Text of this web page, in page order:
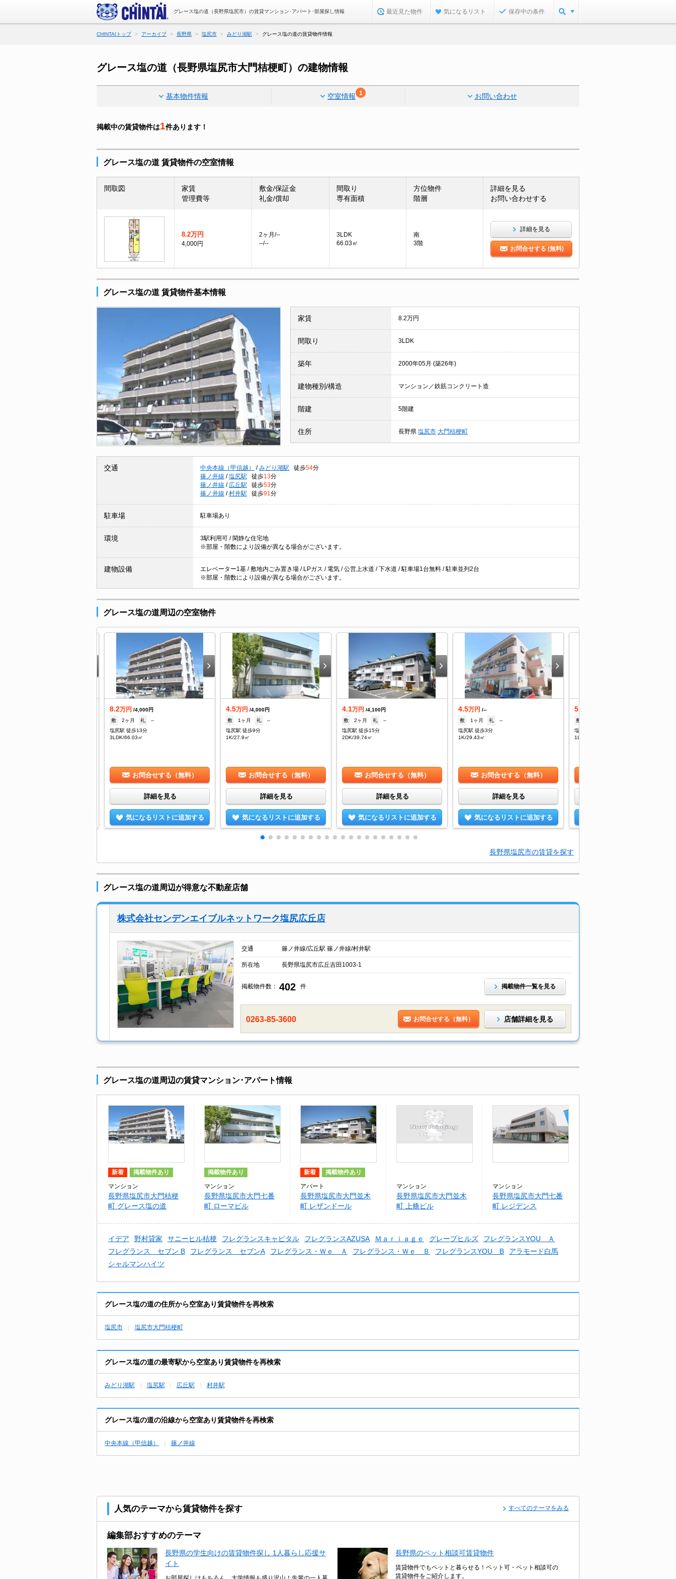
グレース塩の道（長野県塩尻市）の賃貸マンション･アパート･部屋探し情報 最近見た物件 気になるリスト 保存中の条件
CHINTAIトップ アーカイブ 長野県 塩尻市 みどり湖駅 グレース塩の道の賃貸物件情報
グレース塩の道（長野県塩尻市大門桔梗町）の建物情報
基本物件情報 空室情報 1 お問い合わせ
掲載中の賃貸物件は1件あります！
グレース塩の道 賃貸物件の空室情報
間取図
家賃
管理費等
敷金/保証金
礼金/償却
間取り
専有面積
方位物件
階層
詳細を見る
お問い合わせする
8.2万円
4,000円
2ヶ月/--
--/--
3LDK
66.03㎡
南
3階
詳細を見る
お問合せする (無料)
グレース塩の道 賃貸物件基本情報
家賃 8.2万円
間取り 3LDK
築年 2000年05月 (築26年)
建物種別/構造 マンション／鉄筋コンクリート造
階建 5階建
住所 長野県 塩尻市 大門桔梗町
交通 中央本線（甲信越） / みどり湖駅 徒歩54分
篠ノ井線 / 塩尻駅 徒歩13分
篠ノ井線 / 広丘駅 徒歩53分
篠ノ井線 / 村井駅 徒歩91 分
駐車場 駐車場あり
環境
3駅利用可 / 閑静な住宅地
※部屋・階数により設備が異なる場合がございます。
建物設備
エレベーター1基 / 敷地内ごみ置き場 / LPガス / 電気 / 公営上水道 / 下水道 / 駐車場1台無料 / 駐車並列2台
※部屋・階数により設備が異なる場合がございます。
グレース塩の道周辺の空室物件
8.2万円 /4,000円
敷
2ヶ月 礼
--
塩尻駅 徒歩13分
3LDK/66.03㎡
お問合せする（無料）
詳細を見る
気になるリストに追加する
4.5万円 /4,000円
敷
1ヶ月 礼
--
塩尻駅 徒歩9分
1K/27.9㎡
お問合せする（無料）
詳細を見る
気になるリストに追加する
4.1万円 /4,100円
敷
2ヶ月 礼
--
塩尻駅 徒歩15分
2DK/39.74㎡
お問合せする（無料）
詳細を見る
気になるリストに追加する
4.5万円 /--
敷
1ヶ月 礼
--
塩尻駅 徒歩3分
1K/29.43㎡
お問合せする（無料）
詳細を見る
気になるリストに追加する
5.6
敷
塩尻駅 徒歩12分
1LDK/48.6㎡
長野県塩尻市の賃貸を探す
グレース塩の道周辺が得意な不動産店舗
株式会社センデンエイブルネットワーク塩尻広丘店
交通 篠ノ井線/広丘駅 篠ノ井線/村井駅
所在地 長野県塩尻市広丘吉田1003-1
掲載物件数： 402 件 掲載物件一覧を見る
0263-85-3600 お問合せする（無料） 店舗詳細を見る
グレース塩の道周辺の賃貸マンション･アパート情報
新着 掲載物件あり
マンション
長野県塩尻市大門桔梗
町 グレース塩の道
掲載物件あり
マンション
長野県塩尻市大門七番
町 ローマビル
新着 掲載物件あり
アパート
長野県塩尻市大門並木
町 レザンドール
マンション
長野県塩尻市大門並木
町 上條ビル
マンション
長野県塩尻市大門七番
町 レジデンス
イデア 野村貸家 サニーヒル桔梗 フレグランスキャピタル フレグランスAZUSA Ｍａｒｉａｇｅ グレープヒルズ
フレグランスYOU Ａ
フレグランス セブン B
フレグランス セブンA フレグランス・Ｗｅ Ａ フレグランス・Ｗｅ Ｂ フレグランスYOU B
アラモード白馬
シャルマンハイツ
グレース塩の道の住所から空室あり賃貸物件を再検索
塩尻市 塩尻市大門桔梗町
グレース塩の道の最寄駅から空室あり賃貸物件を再検索
みどり湖駅 塩尻駅 広丘駅 村井駅
グレース塩の道の沿線から空室あり賃貸物件を再検索
中央本線（甲信越） 篠ノ井線
人気のテーマから賃貸物件を探す すべてのテーマをみる
編集部おすすめのテーマ
長野県の学生向けの賃貸物件探し 1人暮らし応援サ
イト
長野県のペット相談可賃貸物件
賃貸物件でもペットと暮らせる！ペット可・ペット相談可の
賃貸物件をご紹介します。